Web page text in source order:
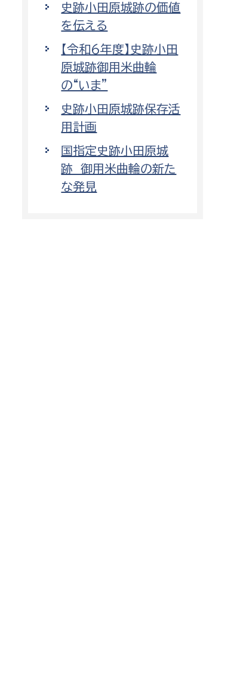
史跡小田原城跡の価値
を伝える
【令和6年度】史跡小田
原城跡御用米曲輪
の“いま”
史跡小田原城跡保存活
用計画
国指定史跡小田原城
跡 御用米曲輪の新た
な発見